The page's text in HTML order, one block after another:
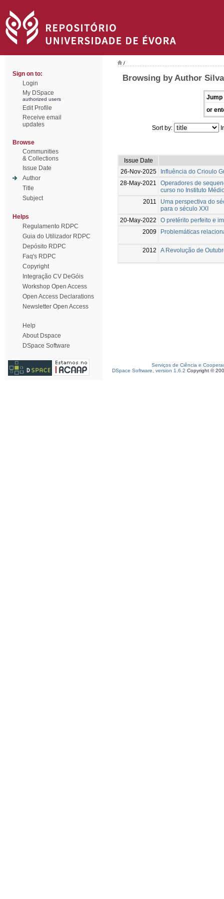
Sign on to:
Login
My DSpace
authorized users
Edit Profile
Receive email
updates
Browse
Communities
& Collections
Issue Date
Author
Title
Subject
Helps
Regulamento RDPC
Guia do Utilizador RDPC
Depósito RDPC
Faq's RDPC
Copyright
Integração CV DeGóis
Workshop Open Access
Open Access Declarations
Newsletter Open Access
Help
About Dspace
DSpace Software
/
Browsing by Author
Jump
or
Sort by:
Issue Date
26-Nov-2025
Influência do Crioulo
28-May-2021
Operadores de
curso no Instituto
2011
Uma perspectiva do
para o século XXI
20-May-2022
O pretérito perfeito e
2009
Problemáticas
2012 A Revolução de
Serviços de Ciência e
DSpace Software, version 1.6.2 Copyright ©